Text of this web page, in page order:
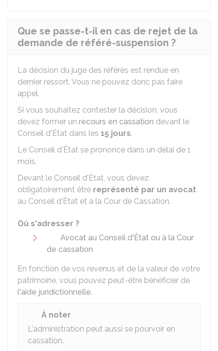
Que se passe-t-il en cas de rejet de la
demande de référé-suspension ?
La décision du juge des référés est rendue en
dernier ressort. Vous ne pouvez donc pas faire
appel.
Si vous souhaitez contester la décision, vous
devez former un recours en cassation devant le
Conseil d'État dans les 15 jours.
Le Conseil d'État se prononce dans un délai de 1
mois.
Devant le Conseil d'État, vous devez
obligatoirement être représenté par un avocat
au Conseil d'État et à la Cour de Cassation.
Où s'adresser ?
Avocat au Conseil d'État ou à la Cour
de cassation
En fonction de vos revenus et de la valeur de votre
patrimoine, vous pouvez peut-être bénéficier de
l'aide juridictionnelle.
À noter
L'administration peut aussi se pourvoir en
cassation.